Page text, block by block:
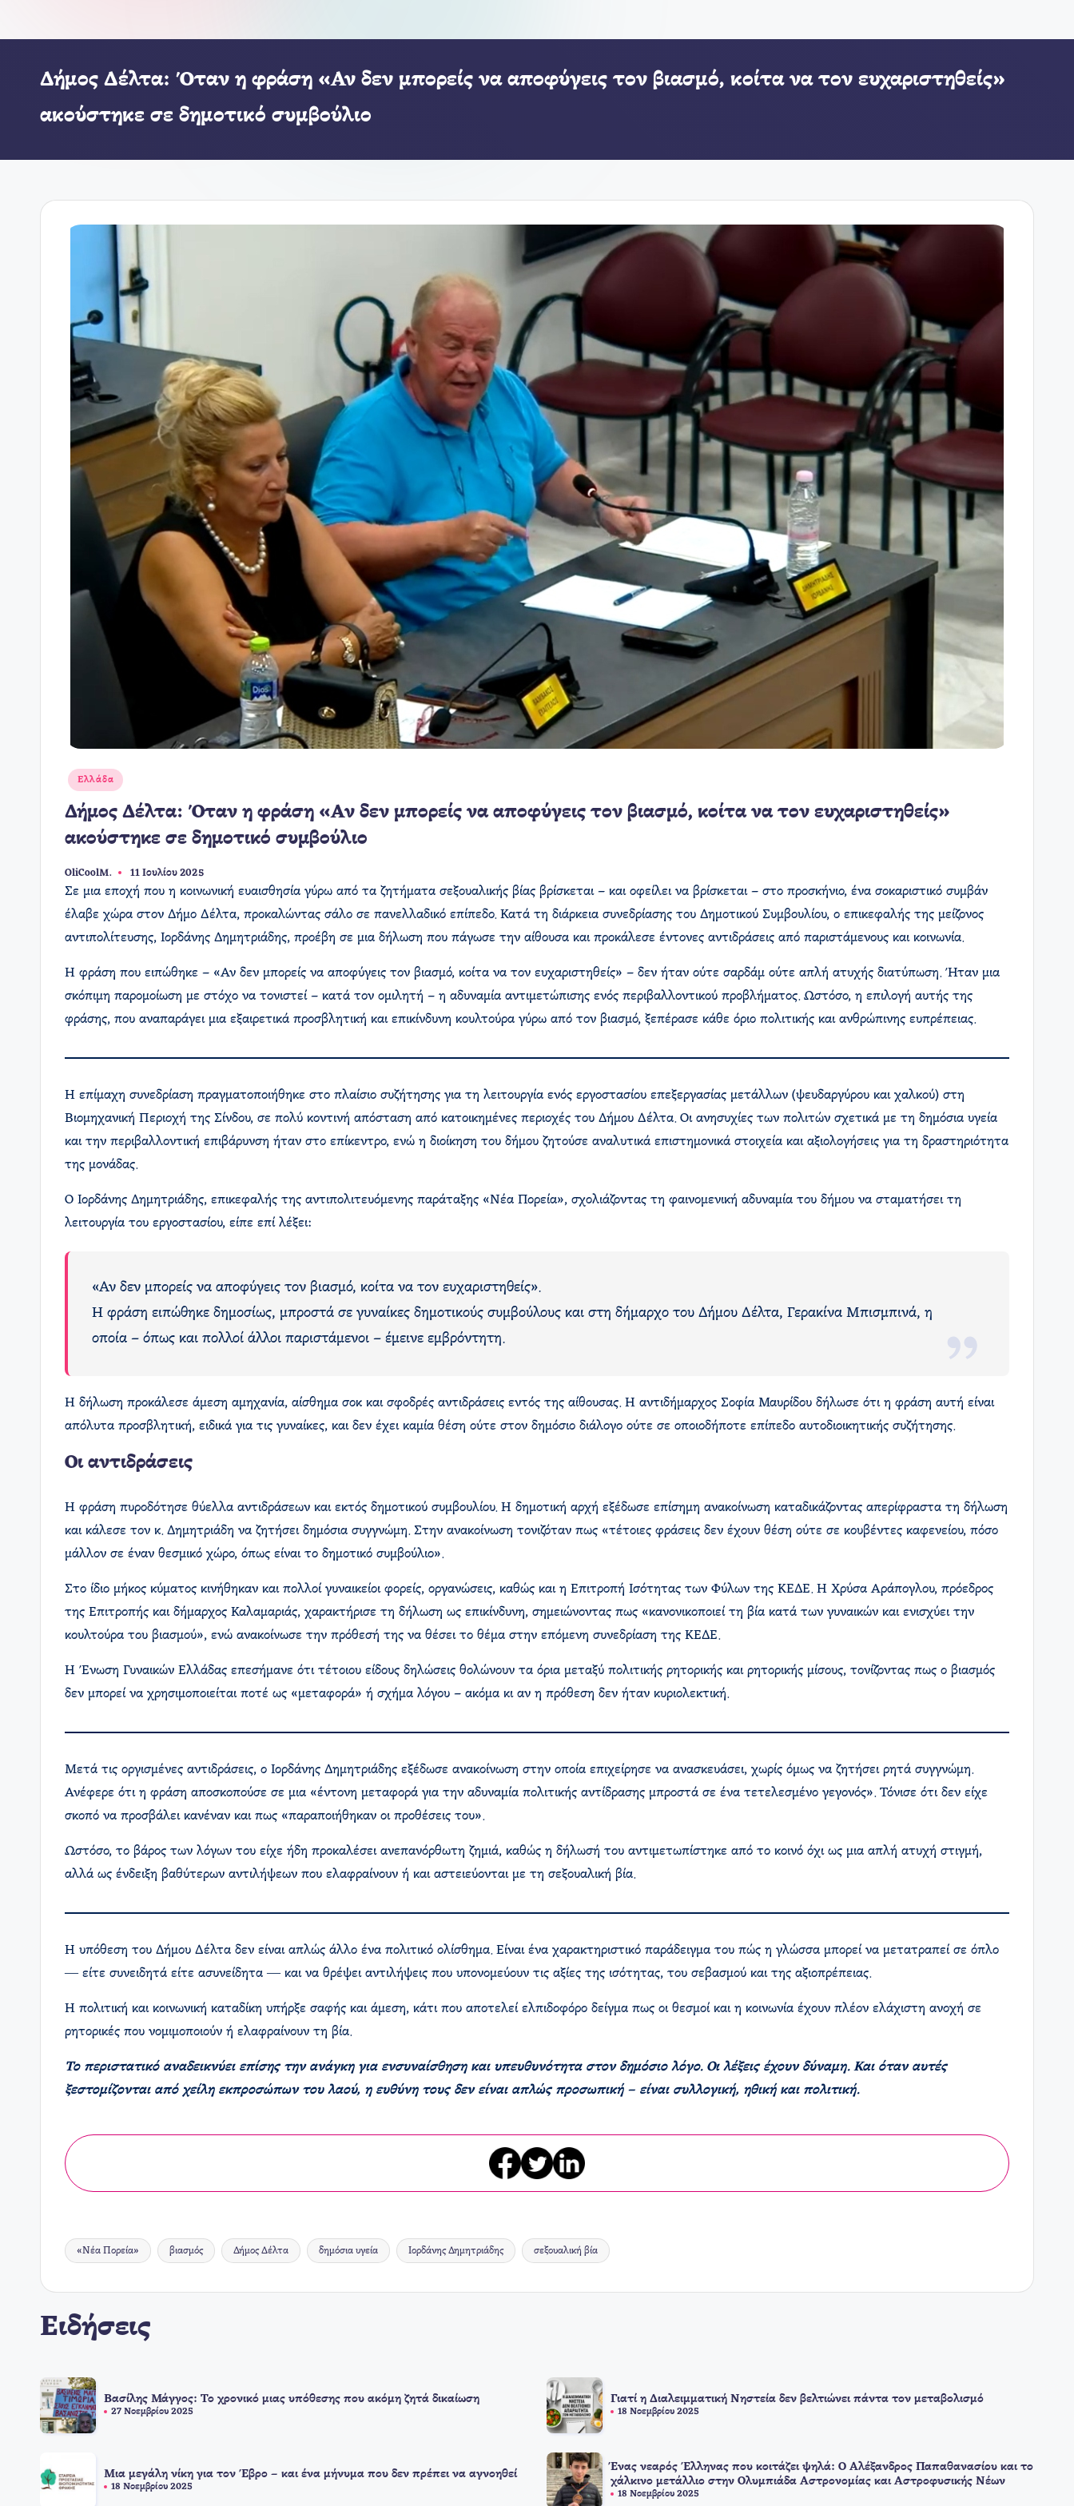
Δήμος Δέλτα: Όταν η φράση «Αν δεν μπορείς να αποφύγεις τον βιασμό, κοίτα να τον ευχαριστηθείς»
ακούστηκε σε δημοτικό συμβούλιο
Αναρτήθηκε
Ελλάδα
Δήμος Δέλτα: Όταν η φράση «Αν δεν μπορείς να αποφύγεις τον βιασμό, κοίτα να τον ευχαριστηθείς»
ακούστηκε σε δημοτικό συμβούλιο
Συγγραφέας:
OliCoolM. 11 Ιουλίου 2025
Σε μια εποχή που η κοινωνική ευαισθησία γύρω από τα ζητήματα σεξουαλικής βίας βρίσκεται – και οφείλει να βρίσκεται – στο προσκήνιο, ένα σοκαριστικό συμβάν
έλαβε χώρα στον Δήμο Δέλτα, προκαλώντας σάλο σε πανελλαδικό επίπεδο. Κατά τη διάρκεια συνεδρίασης του Δημοτικού Συμβουλίου, ο επικεφαλής της μείζονος
αντιπολίτευσης, Ιορδάνης Δημητριάδης, προέβη σε μια δήλωση που πάγωσε την αίθουσα και προκάλεσε έντονες αντιδράσεις από παριστάμενους και κοινωνία.
Η φράση που ειπώθηκε – «Αν δεν μπορείς να αποφύγεις τον βιασμό, κοίτα να τον ευχαριστηθείς» – δεν ήταν ούτε σαρδάμ ούτε απλή ατυχής διατύπωση. Ήταν μια
σκόπιμη παρομοίωση με στόχο να τονιστεί – κατά τον ομιλητή – η αδυναμία αντιμετώπισης ενός περιβαλλοντικού προβλήματος. Ωστόσο, η επιλογή αυτής της
φράσης, που αναπαράγει μια εξαιρετικά προσβλητική και επικίνδυνη κουλτούρα γύρω από τον βιασμό, ξεπέρασε κάθε όριο πολιτικής και ανθρώπινης ευπρέπειας.
Η επίμαχη συνεδρίαση πραγματοποιήθηκε στο πλαίσιο συζήτησης για τη λειτουργία ενός εργοστασίου επεξεργασίας μετάλλων (ψευδαργύρου και χαλκού) στη
Βιομηχανική Περιοχή της Σίνδου, σε πολύ κοντινή απόσταση από κατοικημένες περιοχές του Δήμου Δέλτα. Οι ανησυχίες των πολιτών σχετικά με τη δημόσια υγεία
και την περιβαλλοντική επιβάρυνση ήταν στο επίκεντρο, ενώ η διοίκηση του δήμου ζητούσε αναλυτικά επιστημονικά στοιχεία και αξιολογήσεις για τη δραστηριότητα
της μονάδας.
Ο Ιορδάνης Δημητριάδης, επικεφαλής της αντιπολιτευόμενης παράταξης «Νέα Πορεία», σχολιάζοντας τη φαινομενική αδυναμία του δήμου να σταματήσει τη
λειτουργία του εργοστασίου, είπε επί λέξει:
«Αν δεν μπορείς να αποφύγεις τον βιασμό, κοίτα να τον ευχαριστηθείς».
Η φράση ειπώθηκε δημοσίως, μπροστά σε γυναίκες δημοτικούς συμβούλους και στη δήμαρχο του Δήμου Δέλτα, Γερακίνα Μπισμπινά, η
οποία – όπως και πολλοί άλλοι παριστάμενοι – έμεινε εμβρόντητη.
Η δήλωση προκάλεσε άμεση αμηχανία, αίσθημα σοκ και σφοδρές αντιδράσεις εντός της αίθουσας. Η αντιδήμαρχος Σοφία Μαυρίδου δήλωσε ότι η φράση αυτή είναι
απόλυτα προσβλητική, ειδικά για τις γυναίκες, και δεν έχει καμία θέση ούτε στον δημόσιο διάλογο ούτε σε οποιοδήποτε επίπεδο αυτοδιοικητικής συζήτησης.
Οι αντιδράσεις
Η φράση πυροδότησε θύελλα αντιδράσεων και εκτός δημοτικού συμβουλίου. Η δημοτική αρχή εξέδωσε επίσημη ανακοίνωση καταδικάζοντας απερίφραστα τη δήλωση
και κάλεσε τον κ. Δημητριάδη να ζητήσει δημόσια συγγνώμη. Στην ανακοίνωση τονιζόταν πως «τέτοιες φράσεις δεν έχουν θέση ούτε σε κουβέντες καφενείου, πόσο
μάλλον σε έναν θεσμικό χώρο, όπως είναι το δημοτικό συμβούλιο».
Στο ίδιο μήκος κύματος κινήθηκαν και πολλοί γυναικείοι φορείς, οργανώσεις, καθώς και η Επιτροπή Ισότητας των Φύλων της ΚΕΔΕ. Η Χρύσα Αράπογλου, πρόεδρος
της Επιτροπής και δήμαρχος Καλαμαριάς, χαρακτήρισε τη δήλωση ως επικίνδυνη, σημειώνοντας πως «κανονικοποιεί τη βία κατά των γυναικών και ενισχύει την
κουλτούρα του βιασμού», ενώ ανακοίνωσε την πρόθεσή της να θέσει το θέμα στην επόμενη συνεδρίαση της ΚΕΔΕ.
Η Ένωση Γυναικών Ελλάδας επεσήμανε ότι τέτοιου είδους δηλώσεις θολώνουν τα όρια μεταξύ πολιτικής ρητορικής και ρητορικής μίσους, τονίζοντας πως ο βιασμός
δεν μπορεί να χρησιμοποιείται ποτέ ως «μεταφορά» ή σχήμα λόγου – ακόμα κι αν η πρόθεση δεν ήταν κυριολεκτική.
Μετά τις οργισμένες αντιδράσεις, ο Ιορδάνης Δημητριάδης εξέδωσε ανακοίνωση στην οποία επιχείρησε να ανασκευάσει, χωρίς όμως να ζητήσει ρητά συγγνώμη.
Ανέφερε ότι η φράση αποσκοπούσε σε μια «έντονη μεταφορά για την αδυναμία πολιτικής αντίδρασης μπροστά σε ένα τετελεσμένο γεγονός». Τόνισε ότι δεν είχε
σκοπό να προσβάλει κανέναν και πως «παραποιήθηκαν οι προθέσεις του».
Ωστόσο, το βάρος των λόγων του είχε ήδη προκαλέσει ανεπανόρθωτη ζημιά, καθώς η δήλωσή του αντιμετωπίστηκε από το κοινό όχι ως μια απλή ατυχή στιγμή,
αλλά ως ένδειξη βαθύτερων αντιλήψεων που ελαφραίνουν ή και αστειεύονται με τη σεξουαλική βία.
Η υπόθεση του Δήμου Δέλτα δεν είναι απλώς άλλο ένα πολιτικό ολίσθημα. Είναι ένα χαρακτηριστικό παράδειγμα του πώς η γλώσσα μπορεί να μετατραπεί σε όπλο
― είτε συνειδητά είτε ασυνείδητα ― και να θρέψει αντιλήψεις που υπονομεύουν τις αξίες της ισότητας, του σεβασμού και της αξιοπρέπειας.
Η πολιτική και κοινωνική καταδίκη υπήρξε σαφής και άμεση, κάτι που αποτελεί ελπιδοφόρο δείγμα πως οι θεσμοί και η κοινωνία έχουν πλέον ελάχιστη ανοχή σε
ρητορικές που νομιμοποιούν ή ελαφραίνουν τη βία.
Το περιστατικό αναδεικνύει επίσης την ανάγκη για ενσυναίσθηση και υπευθυνότητα στον δημόσιο λόγο. Οι λέξεις έχουν δύναμη. Και όταν αυτές
ξεστομίζονται από χείλη εκπροσώπων του λαού, η ευθύνη τους δεν είναι απλώς προσωπική – είναι συλλογική, ηθική και πολιτική.
Ετικέτες:
«Νέα Πορεία» βιασμός Δήμος Δέλτα δημόσια υγεία Ιορδάνης Δημητριάδης σεξουαλική βία
Ειδήσεις
Βασίλης Μάγγος: Το χρονικό μιας υπόθεσης που ακόμη ζητά δικαίωση
27 Νοεμβρίου 2025
Γιατί η Διαλειμματική Νηστεία δεν βελτιώνει πάντα τον μεταβολισμό
18 Νοεμβρίου 2025
Μια μεγάλη νίκη για τον Έβρο – και ένα μήνυμα που δεν πρέπει να αγνοηθεί
18 Νοεμβρίου 2025
Ένας νεαρός Έλληνας που κοιτάζει ψηλά: Ο Αλέξανδρος Παπαθανασίου και το
χάλκινο μετάλλιο στην Ολυμπιάδα Αστρονομίας και Αστροφυσικής Νέων
18 Νοεμβρίου 2025